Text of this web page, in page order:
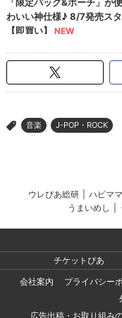
> 音楽 J-POP・ROCK
ウレぴあ総研 ハピマ
うまいめし
チケットぴあ
会社案内
プライバシー
広告出稿・お取り組み